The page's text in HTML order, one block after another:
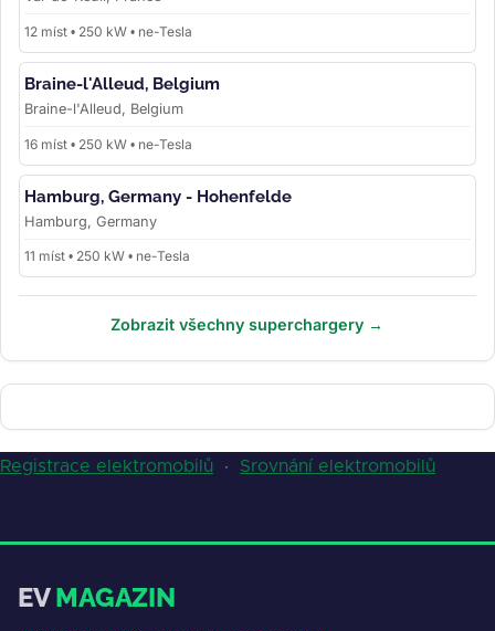
12 míst • 250 kW • ne-Tesla
Braine-l'Alleud, Belgium
Braine-l'Alleud, Belgium
16 míst • 250 kW • ne-Tesla
Hamburg, Germany - Hohenfelde
Hamburg, Germany
11 míst • 250 kW • ne-Tesla
Zobrazit všechny superchargery →
Registrace elektromobilů · Srovnání elektromobilů
EVMAGAZIN